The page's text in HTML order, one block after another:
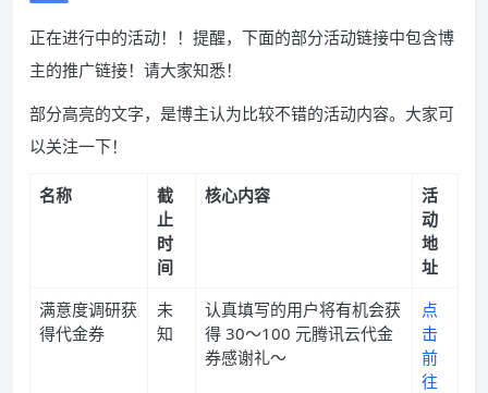
正在进行中的活动！！提醒，下面的部分活动链接中包含博
主的推广链接！请大家知悉！
部分高亮的文字，是博主认为比较不错的活动内容。大家可
以关注一下！
名称
截
止
时
间
核心内容
活
动
地
址
满意度调研获
得代金券
未
知
认真填写的用户将有机会获
得 30～100 元腾讯云代金
券感谢礼～
点
击
前
往